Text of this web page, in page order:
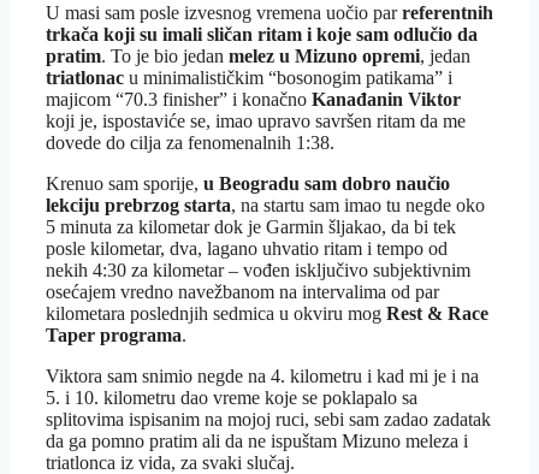
U masi sam posle izvesnog vremena uočio parreferentnih
trkača koji su imali sličan ritam i koje sam odlučio da
pratim. To je bio jedan melez u Mizuno opremi, jedan
triatlonac u minimalističkim “bosonogim patikama” i
majicom “70.3 finisher” i konačno Kanađanin Viktor
koji je, ispostaviće se, imao upravo savršen ritam da me
dovede do cilja za fenomenalnih 1:38.
Krenuo sam sporije, u Beogradu sam dobro naučio
lekciju prebrzog starta, na startu sam imao tu negde oko
5 minuta za kilometar dok je Garmin šljakao, da bi tek
posle kilometar, dva, lagano uhvatio ritam i tempo od
nekih 4:30 za kilometar – vođen isključivo subjektivnim
osećajem vredno navežbanom na intervalima od par
kilometara poslednjih sedmica u okviru mog Rest & Race
Taper programa.
Viktora sam snimio negde na 4. kilometru i kad mi je i na
5. i 10. kilometru dao vreme koje se poklapalo sa
splitovima ispisanim na mojoj ruci, sebi sam zadao zadatak
da ga pomno pratim ali da ne ispuštam Mizuno meleza i
triatlonca iz vida, za svaki slučaj.